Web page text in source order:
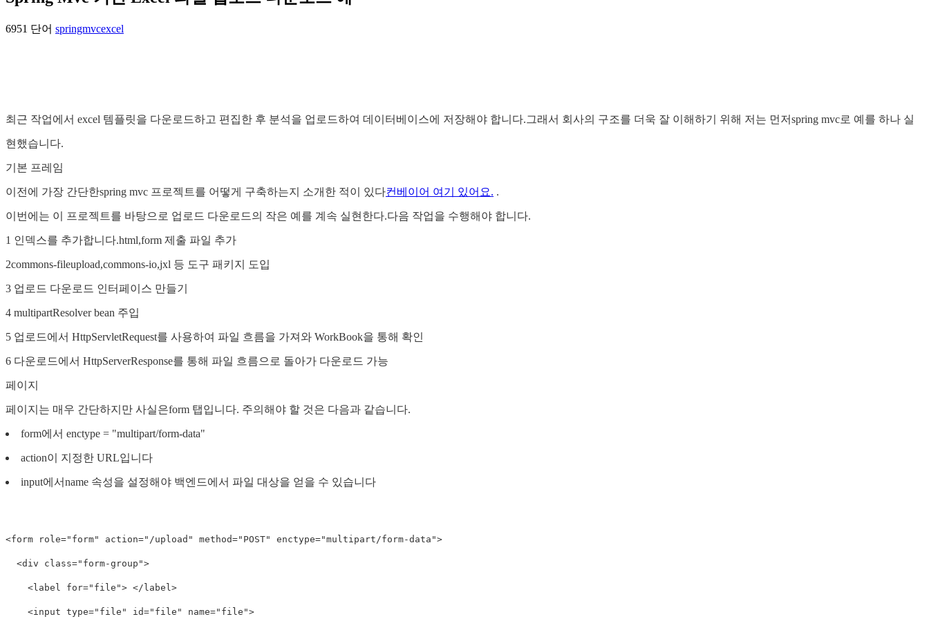
6951 단어 springmvcexcel
최근 작업에서 excel 템플릿을 다운로드하고 편집한 후 분석을 업로드하여 데이터베이스에 저장해야 합니다.그래서 회사의 구조를 더욱 잘 이해하기 위해 저는 먼저spring mvc로 예를 하나 실
현했습니다.
기본 프레임
이전에 가장 간단한spring mvc 프로젝트를 어떻게 구축하는지 소개한 적이 있다컨베이어 여기 있어요. .
이번에는 이 프로젝트를 바탕으로 업로드 다운로드의 작은 예를 계속 실현한다.다음 작업을 수행해야 합니다.
1 인덱스를 추가합니다.html,form 제출 파일 추가
2commons-fileupload,commons-io,jxl 등 도구 패키지 도입
3 업로드 다운로드 인터페이스 만들기
4 multipartResolver bean 주입
5 업로드에서 HttpServletRequest를 사용하여 파일 흐름을 가져와 WorkBook을 통해 확인
6 다운로드에서 HttpServerResponse를 통해 파일 흐름으로 돌아가 다운로드 가능
페이지
페이지는 매우 간단하지만 사실은form 탭입니다. 주의해야 할 것은 다음과 같습니다.
form에서 enctype = "multipart/form-data"
action이 지정한 URL입니다
input에서name 속성을 설정해야 백엔드에서 파일 대상을 얻을 수 있습니다
<form role="form" action="/upload" method="POST" enctype="multipart/form-data">
  <div class="form-group">
    <label for="file"> </label>
    <input type="file" id="file" name="file">